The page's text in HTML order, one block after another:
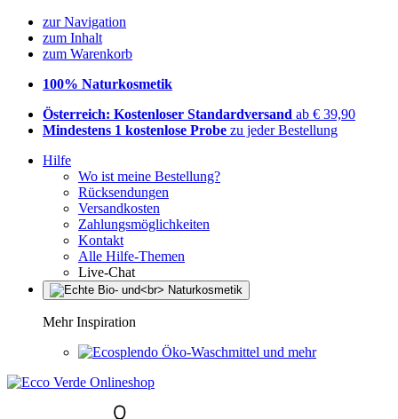
zur Navigation
zum Inhalt
zum Warenkorb
100% Naturkosmetik
Österreich: Kostenloser Standardversand ab € 39,90
Mindestens 1 kostenlose Probe zu jeder Bestellung
Hilfe
Wo ist meine Bestellung?
Rücksendungen
Versandkosten
Zahlungsmöglichkeiten
Kontakt
Alle Hilfe-Themen
Live-Chat
Mehr Inspiration
Öko-Waschmittel und mehr